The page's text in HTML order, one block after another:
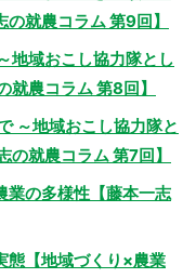
就農コラム 第9回】
地域おこし協力隊とし
農コラム 第8回】
～地域おこし協力隊と
就農コラム 第7回】
業の多様性【藤本一志
態【地域づくり×農業